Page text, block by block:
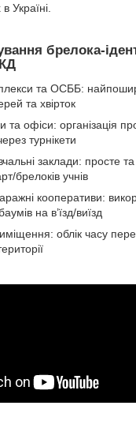
Україні.
брелока-
та ОСББ:
та хвірток
та офіси: організація
турнікети
заклади: просте
брелоків учнів
кооперативи:
на в’їзд/виїзд
облік часу